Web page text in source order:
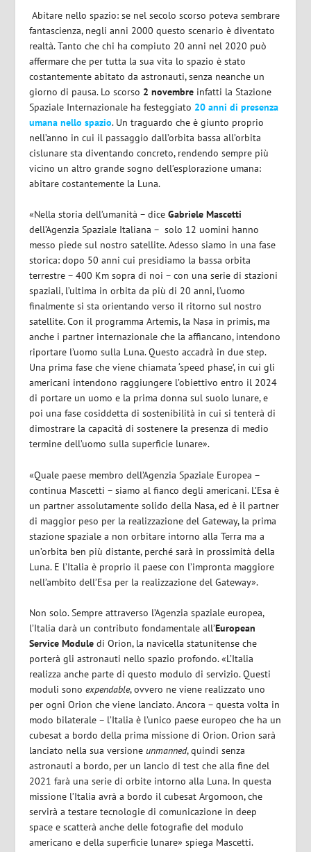
Abitare nello spazio: se nel secolo scorso poteva sembrare
fantascienza, negli anni 2000 questo scenario è diventato
realtà. Tanto che chi ha compiuto 20 anni nel 2020 può
affermare che per tutta la sua vita lo spazio è stato
costantemente abitato da astronauti, senza neanche un
giorno di pausa. Lo scorso 2 novembre infatti la Stazione
Spaziale Internazionale ha festeggiato 20 anni di presenza
umana nello spazio. Un traguardo che è giunto proprio
nell’anno in cui il passaggio dall’orbita bassa all’orbita
cislunare sta diventando concreto, rendendo sempre più
vicino un altro grande sogno dell’esplorazione umana:
abitare costantemente la Luna.
«Nella storia dell’umanità – diceGabriele Mascetti
dell’Agenzia Spaziale Italiana – solo 12 uomini hanno
messo piede sul nostro satellite. Adesso siamo in una fase
storica: dopo 50 anni cui presidiamo la bassa orbita
terrestre – 400 Km sopra di noi – con una serie di stazioni
spaziali, l’ultima in orbita da più di 20 anni, l’uomo
finalmente si sta orientando verso il ritorno sul nostro
satellite. Con il programma Artemis, la Nasa in primis, ma
anche i partner internazionale che la affiancano, intendono
riportare l’uomo sulla Luna. Questo accadrà in due step.
Una prima fase che viene chiamata ‘speed phase’, in cui gli
americani intendono raggiungere l’obiettivo entro il 2024
di portare un uomo e la prima donna sul suolo lunare, e
poi una fase cosiddetta di sostenibilità in cui si tenterà di
dimostrare la capacità di sostenere la presenza di medio
termine dell’uomo sulla superficie lunare».
«Quale paese membro dell’Agenzia Spaziale Europea –
continua Mascetti – siamo al fianco degli americani. L’Esa è
un partner assolutamente solido della Nasa, ed è il partner
di maggior peso per la realizzazione del Gateway, la prima
stazione spaziale a non orbitare intorno alla Terra ma a
un’orbita ben più distante, perché sarà in prossimità della
Luna. E l’Italia è proprio il paese con l’impronta maggiore
nell’ambito dell’Esa per la realizzazione del Gateway».
Non solo. Sempre attraverso l’Agenzia spaziale europea,
l’Italia darà un contributo fondamentale all’European
Service Moduledi Orion, la navicella statunitense che
porterà gli astronauti nello spazio profondo. «L’Italia
realizza anche parte di questo modulo di servizio. Questi
moduli sonoexpendable, ovvero ne viene realizzato uno
per ogni Orion che viene lanciato. Ancora – questa volta in
modo bilaterale – l’Italia è l’unico paese europeo che ha un
cubesat a bordo della prima missione di Orion. Orion sarà
lanciato nella sua versioneunmanned, quindi senza
astronauti a bordo, per un lancio di test che alla fine del
2021 farà una serie di orbite intorno alla Luna. In questa
missione l’Italia avrà a bordo il cubesat Argomoon, che
servirà a testare tecnologie di comunicazione in deep
space e scatterà anche delle fotografie del modulo
americano e della superficie lunare» spiega Mascetti.